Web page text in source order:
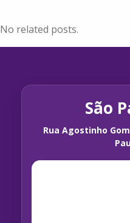
No related posts.
São
Rua Agostinho